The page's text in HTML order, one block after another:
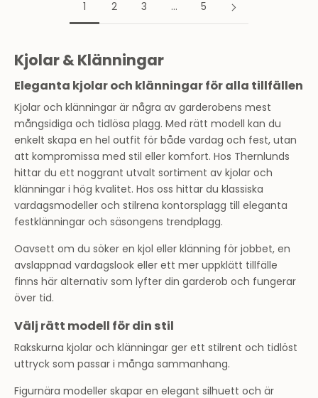
2 3 … 5
Kjolar & Klänningar
Eleganta kjolar och klänningar för alla tillfällen
Kjolar och klänningar är några av garderobens mest
mångsidiga och tidlösa plagg. Med rätt modell kan du
enkelt skapa en hel outfit för både vardag och fest, utan
att kompromissa med stil eller komfort. Hos Thernlunds
hittar du ett noggrant utvalt sortiment av kjolar och
klänningar i hög kvalitet. Hos oss hittar du klassiska
vardagsmodeller och stilrena kontorsplagg till eleganta
festklänningar och säsongens trendplagg.
Oavsett om du söker en kjol eller klänning för jobbet, en
avslappnad vardagslook eller ett mer uppklätt tillfälle
finns här alternativ som lyfter din garderob och fungerar
över tid.
Välj rätt modell för din stil
Rakskurna kjolar och klänningar ger ett stilrent och tidlöst
uttryck som passar i många sammanhang.
Figurnära modeller skapar en elegant silhuett och är